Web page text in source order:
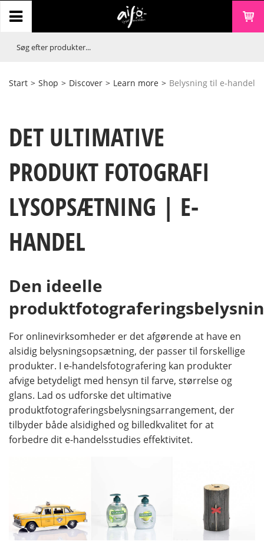
Start > Shop > Discover > Learn more > Belysning til e-handel
DET ULTIMATIVE
PRODUKT FOTOGRAFI
LYSOPSÆTNING | E-
HANDEL
Den ideelle
For onlinevirksomheder er det afgørende at have en
alsidig belysningsopsætning, der passer til forskellige
produkter. I e-handelsfotografering kan produkter
afvige betydeligt med hensyn til farve, størrelse og
glans. Lad os udforske det ultimative
produktfotograferingsbelysningsarrangement, der
tilbyder både alsidighed og billedkvalitet for at
forbedre dit e-handelsstudies effektivitet.